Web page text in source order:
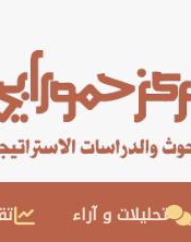
تحليلات و آراء